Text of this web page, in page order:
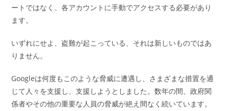
ートではなく、各アカウントに手動でアクセスする必要があり
ます。
いずれにせよ、盗難が起こっている、それは新しいものではあ
りません。
Googleは何度もこのような脅威に遭遇し、さまざまな措置を通
じて人々を支援し、支援しようとしました。数年の間、政府関
係者やその他の重要な人員の脅威が絶え間なく続いています。